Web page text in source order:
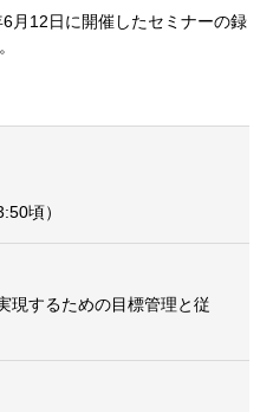
月12日に開催したセミナーの録
頃）
現するための目標管理と従